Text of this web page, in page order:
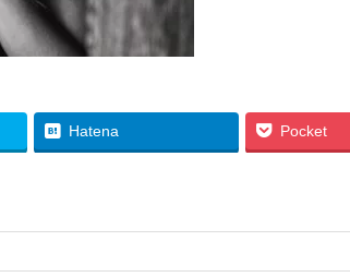
Hatena Pocket